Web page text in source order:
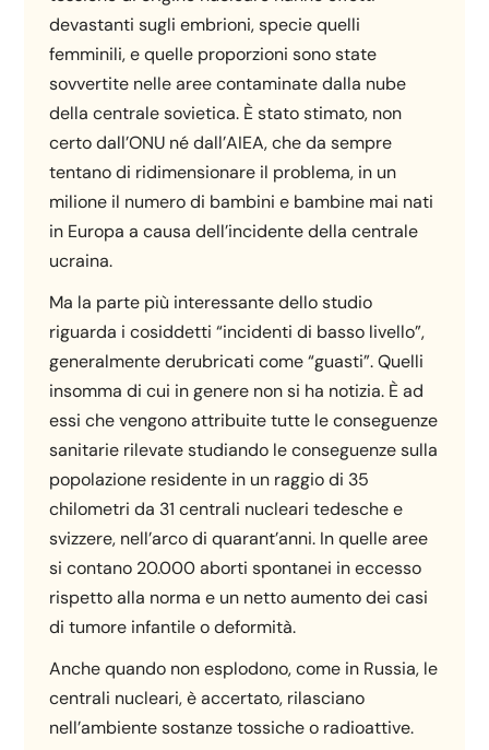
devastanti sugli embrioni, specie quelli
femminili, e quelle proporzioni sono state
sovvertite nelle aree contaminate dalla nube
della centrale sovietica. È stato stimato, non
certo dall’ONU né dall’AIEA, che da sempre
tentano di ridimensionare il problema, in un
milione il numero di bambini e bambine mai nati
in Europa a causa dell’incidente della centrale
ucraina.
Ma la parte più interessante dello studio
riguarda i cosiddetti “incidenti di basso livello”,
generalmente derubricati come “guasti”. Quelli
insomma di cui in genere non si ha notizia. È ad
essi che vengono attribuite tutte le conseguenze
sanitarie rilevate studiando le conseguenze sulla
popolazione residente in un raggio di 35
chilometri da 31 centrali nucleari tedesche e
svizzere, nell’arco di quarant’anni. In quelle aree
si contano 20.000 aborti spontanei in eccesso
rispetto alla norma e un netto aumento dei casi
di tumore infantile o deformità.
Anche quando non esplodono, come in Russia, le
centrali nucleari, è accertato, rilasciano
nell’ambiente sostanze tossiche o radioattive.